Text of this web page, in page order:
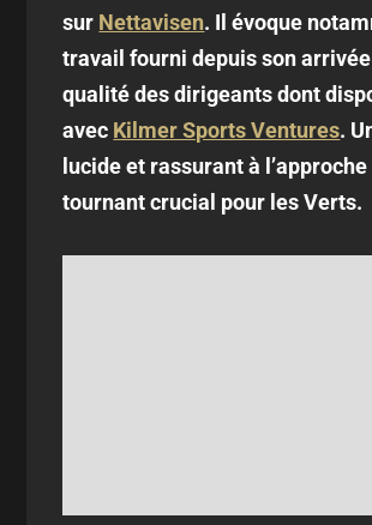
sur Nettavisen. Il évoque
travail fourni depuis son
qualité des dirigeants dont
avec Kilmer Sports Ventures.
lucide et rassurant à l’approche
tournant crucial pour les Verts.